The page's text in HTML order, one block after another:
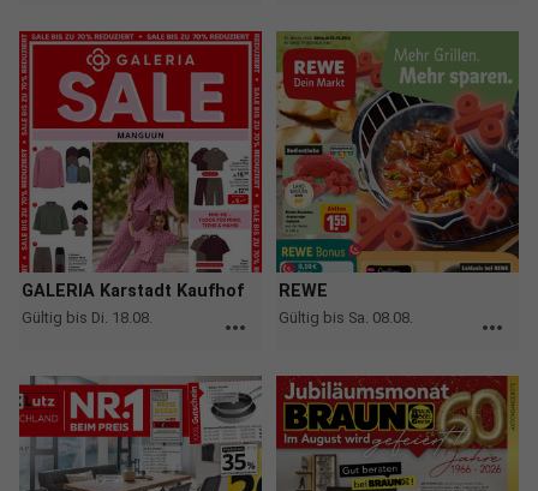
GALERIA Karstadt Kaufhof
Gültig bis Di. 18.08. more_horiz
REWE
Gültig bis Sa. 08.08. more_horiz